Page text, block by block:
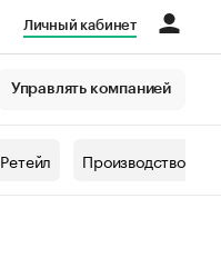
Личный кабинет
Управлять компанией
Ретейл Производство